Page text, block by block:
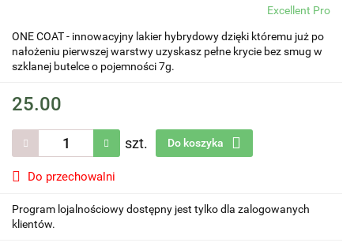
Excellent Pro
ONE COAT - innowacyjny lakier hybrydowy dzięki któremu już po
nałożeniu pierwszej warstwy uzyskasz pełne krycie bez smug w
szklanej butelce o pojemności 7g.
25.00
szt. Do koszyka
Do przechowalni
Program lojalnościowy dostępny jest tylko dla zalogowanych
klientów.